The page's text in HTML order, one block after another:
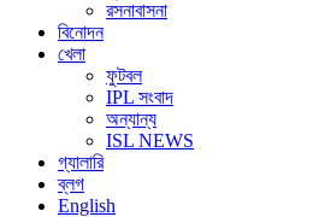
রসনাবাসনা
বিনোদন
খেলা
ফুটবল
IPL সংবাদ
অন্যান্য
ISL NEWS
গ্যালারি
ব্লগ
English